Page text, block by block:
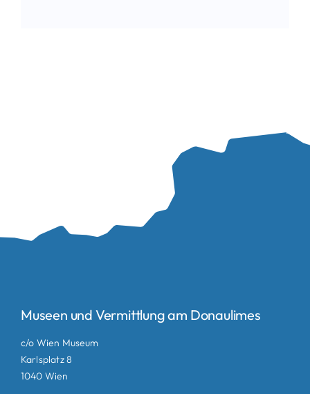
Museen und Vermittlung am Donaulimes
c/o Wien Museum
Karlsplatz 8
1040 Wien